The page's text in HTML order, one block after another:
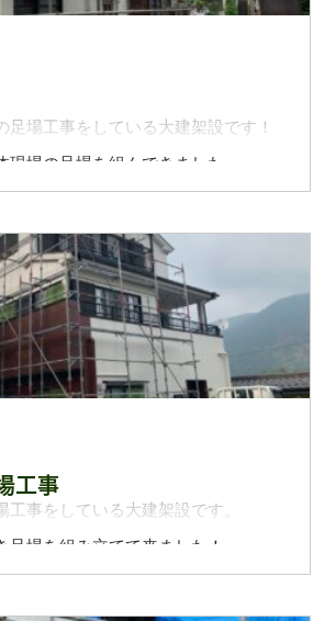
足場工事をしている大建架設です！
場の足場を組んできました。
付けました。
工事
工事をしている大建架設です。
足場を組み立てて来ました！